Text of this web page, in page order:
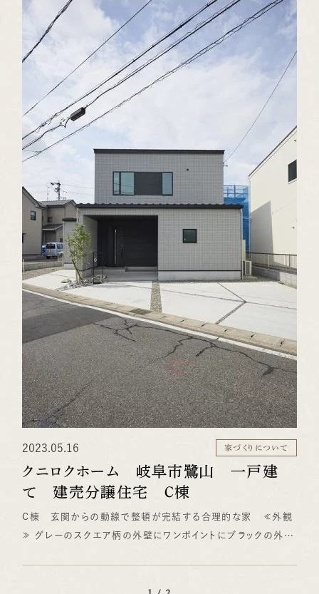
ピッチも細かいですし、地中梁と言って地中に梁が入りこんで
います。 耐震等級３もクリアしていますし、とても丈夫に作られ
ています。 建物完成は、７月上旬頃になりますので皆様楽し
みにお待ち下さい。 ※こちらの物件はご成約となりました。
（川邉＠施工チーム）
2023.05.16 家づくりについて
クニロクホーム 岐阜市鷺山 一戸建
て 建売分譲住宅 Ｃ棟
C棟 玄関からの動線で整頓が完結する合理的な家 ≪外観
≫ グレーのスクエア柄の外壁にワンポイントにブラックの外壁
へとリビングを変えてくれます。 ≪ＬＤＫ≫ キッチンの天井を